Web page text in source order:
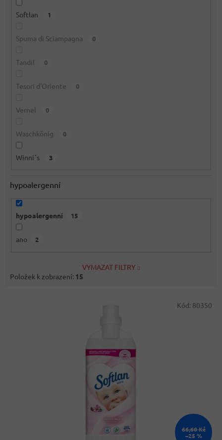
Softlan 1
Spuma di Sciampagna 0
Tandil 0
Tesori d'Oriente 0
Vernel 0
Waschkönig 0
Winni´s 3
hypoalergenní
hypoalergenní 15
ano 2
VYMAZAT FILTRY
Položek k zobrazení: 15
66,60 Kč
–25 %
Kód: 80350